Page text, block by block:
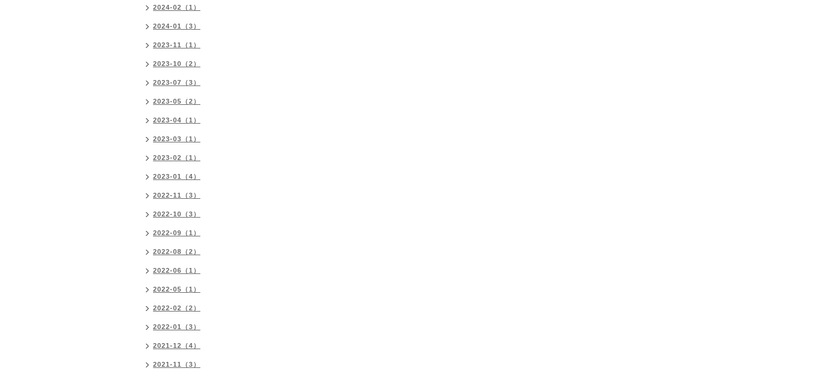
2024-02（1）
2024-01（3）
2023-11（1）
2023-10（2）
2023-07（3）
2023-05（2）
2023-04（1）
2023-03（1）
2023-02（1）
2023-01（4）
2022-11（3）
2022-10（3）
2022-09（1）
2022-08（2）
2022-06（1）
2022-05（1）
2022-02（2）
2022-01（3）
2021-12（4）
2021-11（3）